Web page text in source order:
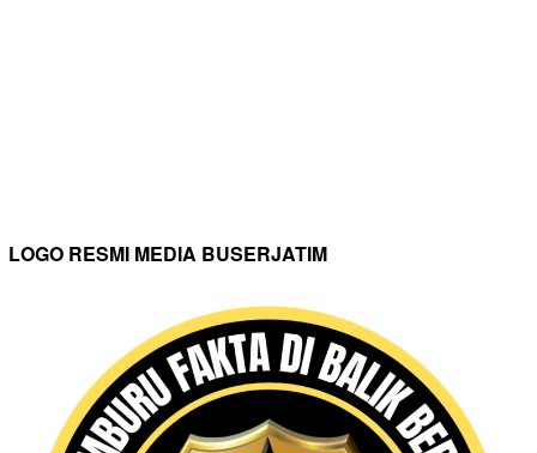
LOGO RESMI MEDIA BUSERJATIM